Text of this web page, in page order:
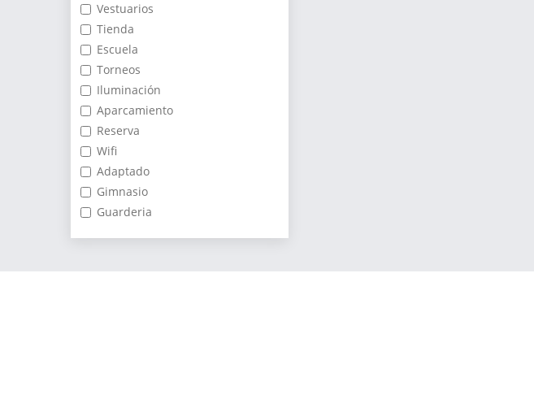
Vestuarios
Tienda
Escuela
Torneos
Iluminación
Aparcamiento
Reserva
Wifi
Adaptado
Gimnasio
Guarderia